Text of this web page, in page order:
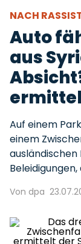
NACH
Auto
aus
Auf einem
einem
ausländischen
Von dpa